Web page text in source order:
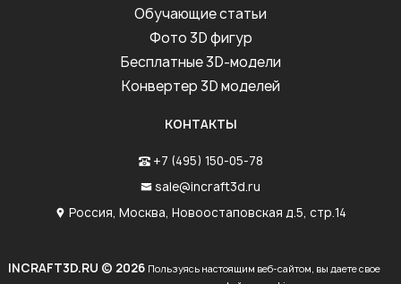
Обучающие статьи
Фото 3D фигур
Бесплатные 3D-модели
Конвертер 3D моделей
КОНТАКТЫ
+7 (495) 150-05-78
sale@incraft3d.ru
Россия, Москва, Новоостаповская д.5, стр.14
INCRAFT3D.RU © 2026 Пользуясь настоящим веб-сайтом, вы даете свое